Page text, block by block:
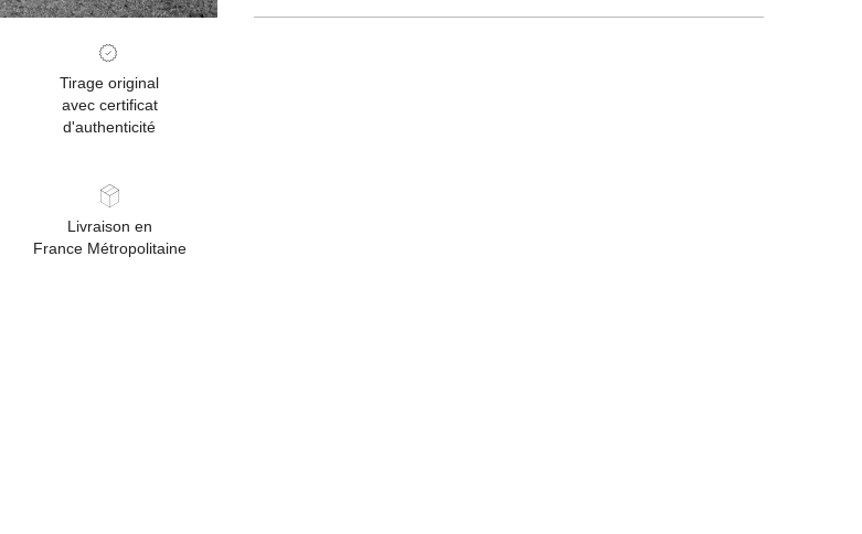
Tirage original
avec certificat
d'authenticité
Livraison en
France Métropolitaine